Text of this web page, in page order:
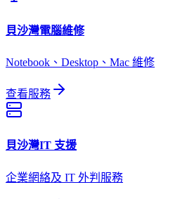
貝沙灣電腦維修
Notebook、Desktop、Mac 維修
查看服務
貝沙灣IT 支援
企業網絡及 IT 外判服務